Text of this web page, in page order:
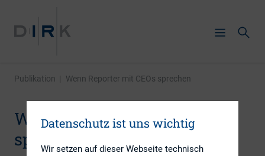
Publikation | Wenn Reporter mit CEOs sprechen
Wenn Reporter mit CEOs
sprechen
Datenschutz ist uns wichtig
Wir setzen auf dieser Webseite technisch